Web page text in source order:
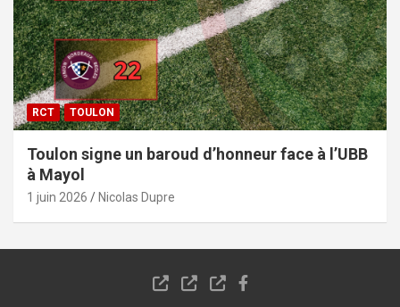
RCT TOULON
Toulon signe un baroud d’honneur face à l’UBB
à Mayol
1 juin 2026 Nicolas Dupre